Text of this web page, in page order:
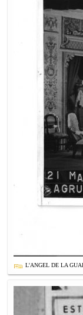
L'ANGEL DE LA